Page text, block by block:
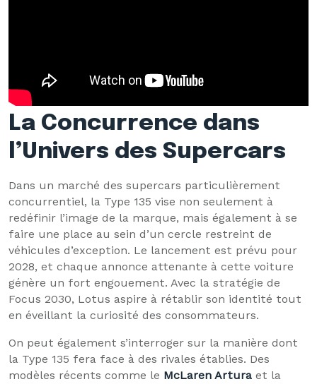
La Concurrence dans
l’Univers des Supercars
Dans un marché des supercars particulièrement
concurrentiel, la Type 135 vise non seulement à
redéfinir l’image de la marque, mais également à se
faire une place au sein d’un cercle restreint de
véhicules d’exception. Le lancement est prévu pour
2028, et chaque annonce attenante à cette voiture
génère un fort engouement. Avec la stratégie de
Focus 2030, Lotus aspire à rétablir son identité tout
en éveillant la curiosité des consommateurs.
On peut également s’interroger sur la manière dont
la Type 135 fera face à des rivales établies. Des
modèles récents comme le McLaren Artura et la